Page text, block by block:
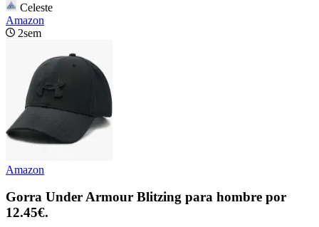
Celeste
Amazon
2sem
Amazon
Gorra Under Armour Blitzing para hombre por
12.45€.